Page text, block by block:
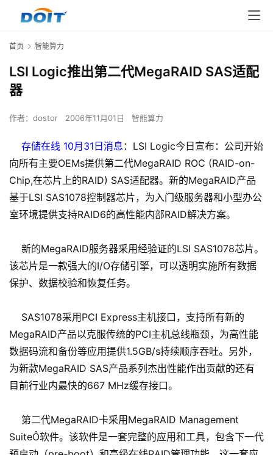
首页 智能算力
LSI Logic推出第二代MegaRAID SAS适配
器
作者： dostor 2006年11月01日 智能算力
存储在线 10月31日消息 ：LSI Logic今日宣布：公司开始
向所有主要OEMs提供第二代MegaRAID ROC (RAID-on-
Chip,在芯片上的RAID) SAS适配器。新的MegaRAID产品
基于LSI SAS1078控制器芯片，为入门级服务器和小型办公
室环境提供支持RAID6的高性能内部RAID解决方案。
新的MegaRAID服务器采用经验证的LSI SAS1078芯片。
该芯片是一款强大的I/O存储引擎，可以透明实施所有数据
保护、数据校验和恢复任务。
SAS1078采用PCI Express主机接口，支持所有新的
MegaRAID产品以克服传统的PCI主机总线瓶颈，为高性能
数据码流和备份等应用提供1.5GB/s持续顺序吞吐。另外，
为新款MegaRAID SAS产品系列杰出性能作出贡献的还有
目前行业内最快的667 MHz缓存接口。
第二代MegaRAID卡采用MegaRAID Management
SuiteÔ软件。该软件是一套完整的应用和工具，包含下一代